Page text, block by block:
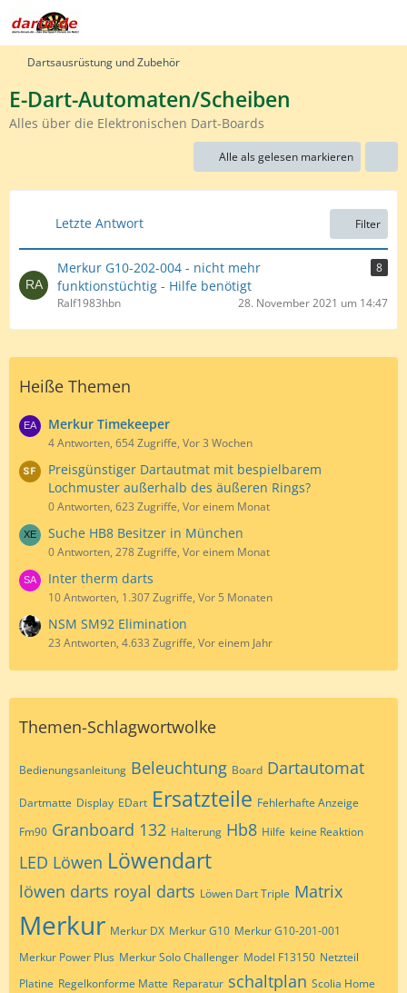
Dartsausrüstung und Zubehör
E-Dart-Automaten/Scheiben
Alles über die Elektronischen Dart-Boards
Alle als gelesen markieren
Letzte Antwort Filter
Merkur G10-202-004 - nicht mehr
funktionstüchtig - Hilfe benötigt
8
Ralf1983hbn 28. November 2021 um 14:47
Heiße Themen
Merkur Timekeeper
4 Antworten, 654 Zugriffe, Vor 3 Wochen
Preisgünstiger Dartautmat mit bespielbarem
Lochmuster außerhalb des äußeren Rings?
0 Antworten, 623 Zugriffe, Vor einem Monat
Suche HB8 Besitzer in München
0 Antworten, 278 Zugriffe, Vor einem Monat
Inter therm darts
10 Antworten, 1.307 Zugriffe, Vor 5 Monaten
NSM SM92 Elimination
23 Antworten, 4.633 Zugriffe, Vor einem Jahr
Themen-Schlagwortwolke
Bedienungsanleitung Beleuchtung Board Dartautomat
Dartmatte Display EDart Ersatzteile Fehlerhafte Anzeige
Fm90 Granboard 132 Halterung Hb8 Hilfe keine Reaktion
LED Löwen Löwendart
löwen darts royal darts Löwen Dart Triple Matrix
Merkur Merkur DX Merkur G10 Merkur G10-201-001
Merkur Power Plus Merkur Solo Challenger Model F13150 Netzteil
Platine Regelkonforme Matte Reparatur schaltplan Scolia Home